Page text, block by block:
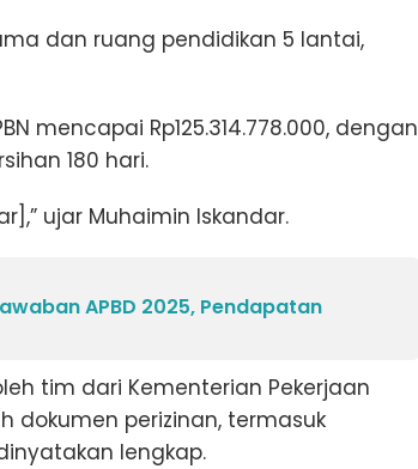
dan ruang pendidikan 5 lantai,
mencapai Rp125.314.778.000, dengan
180 hari.
ujar Muhaimin Iskandar.
APBD 2025, Pendapatan
tim dari Kementerian Pekerjaan
dokumen perizinan, termasuk
lengkap.